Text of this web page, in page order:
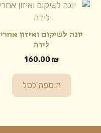
יוגה לשיקום ואיזון אחרי
לידה
160.00₪
הוספה לסל